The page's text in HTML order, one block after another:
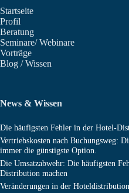
Startseite
Profil
Beratung
Seminare/ Webinare
Vorträge
Blog / Wissen
News & Wissen
Die häufigsten Fehler in der Hotel-
Vertriebskosten nach Buchungsweg:
immer die günstigste Option.
Die Umsatzabwehr: Die häufigsten
Distribution machen
Veränderungen in der Hoteldistribution